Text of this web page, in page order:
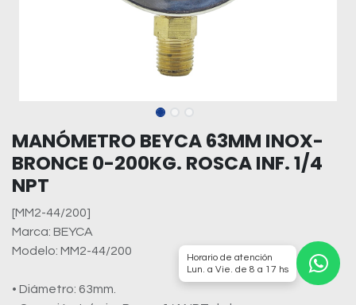
MANÓMETRO BEYCA 63MM INOX-
BRONCE 0-200KG. ROSCA INF. 1/4
NPT
[MM2-44/200]
Marca: BEYCA
Modelo: MM2-44/200
• Diámetro: 63mm.
Horario de atención
Lun. a Vie. de 8 a 17 hs